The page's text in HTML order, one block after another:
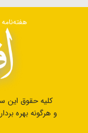
کلیه حقوق این
و هرگونه بهره